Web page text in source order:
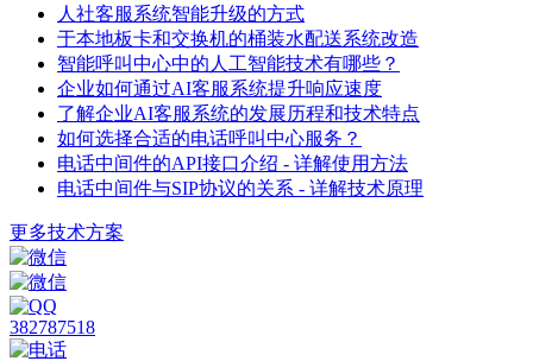
人社客服系统智能升级的方式
于本地板卡和交换机的桶装水配送系统改造
智能呼叫中心中的人工智能技术有哪些？
企业如何通过AI客服系统提升响应速度
了解企业AI客服系统的发展历程和技术特点
如何选择合适的电话呼叫中心服务？
电话中间件的API接口介绍 - 详解使用方法
电话中间件与SIP协议的关系 - 详解技术原理
更多技术方案
382787518